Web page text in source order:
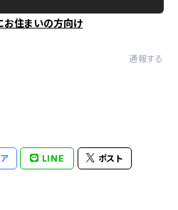
お住まいの方向け
通報する
LINE ポスト